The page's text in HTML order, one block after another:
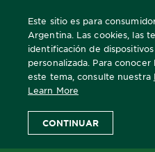
Este sitio es para
Argentina. Las cookies, las
identificación de
personalizada. Para
este tema, consulte nuestra
Learn More
CONTINUAR
Home escuelagarnier